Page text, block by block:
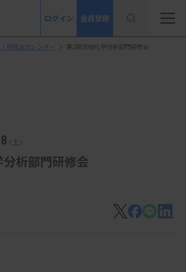
ログイン 会員登録
研修会カレンダー ＞ 第2回生物化学分析部門研修会
（土）
析部門研修会